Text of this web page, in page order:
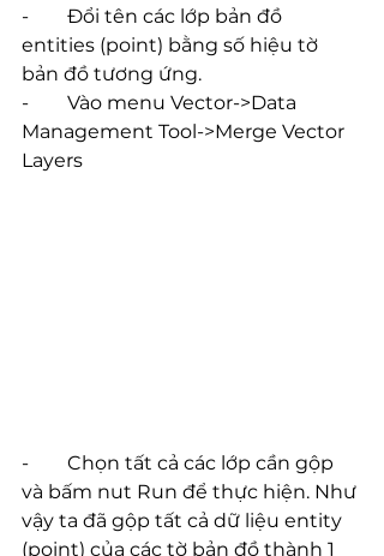
-        Đổi tên các lớp bản đồ
entities (point) bằng số hiệu tờ
bản đồ tương ứng.
-        Vào menu Vector->Data
Management Tool->Merge Vector
Layers
-        Chọn tất cả các lớp cần gộp
và bấm nut Run để thực hiện. Như
vậy ta đã gộp tất cả dữ liệu entity
(point) của các tờ bản đồ thành 1